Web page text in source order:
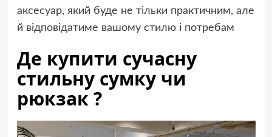
аксесуар, який буде не тільки практичним, але
й відповідатиме вашому стилю і потребам
Де купити сучасну
стильну сумку чи
рюкзак ?